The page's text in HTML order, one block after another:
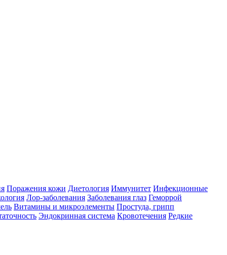
Поражения кожи Диетология Иммунитет Инфекционные
Лор-заболевания Заболевания глаз Геморрой
Витамины и микроэлементы Простуда, грипп
Эндокринная система Кровотечения Редкие